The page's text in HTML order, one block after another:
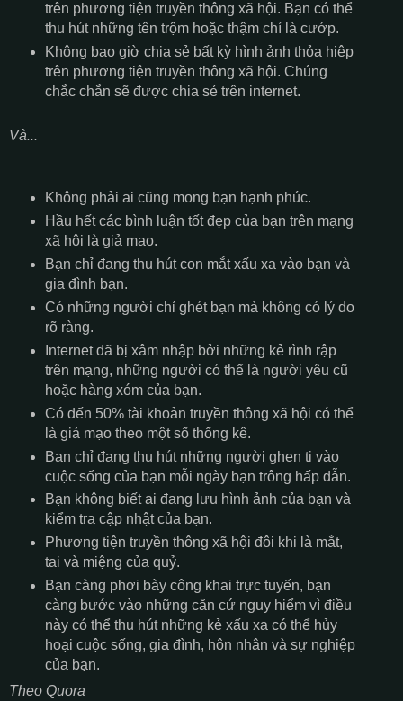
trên phương tiện truyền thông xã hội. Bạn có thể
thu hút những tên trộm hoặc thậm chí là cướp.
Không bao giờ chia sẻ bất kỳ hình ảnh thỏa hiệp
trên phương tiện truyền thông xã hội. Chúng
chắc chắn sẽ được chia sẻ trên internet.
Và...
Không phải ai cũng mong bạn hạnh phúc.
Hầu hết các bình luận tốt đẹp của bạn trên mạng
xã hội là giả mạo.
Bạn chỉ đang thu hút con mắt xấu xa vào bạn và
gia đình bạn.
Có những người chỉ ghét bạn mà không có lý do
rõ ràng.
Internet đã bị xâm nhập bởi những kẻ rình rập
trên mạng, những người có thể là người yêu cũ
hoặc hàng xóm của bạn.
Có đến 50% tài khoản truyền thông xã hội có thể
là giả mạo theo một số thống kê.
Bạn chỉ đang thu hút những người ghen tị vào
cuộc sống của bạn mỗi ngày bạn trông hấp dẫn.
Bạn không biết ai đang lưu hình ảnh của bạn và
kiểm tra cập nhật của bạn.
Phương tiện truyền thông xã hội đôi khi là mắt,
tai và miệng của quỷ.
Bạn càng phơi bày công khai trực tuyến, bạn
càng bước vào những căn cứ nguy hiểm vì điều
này có thể thu hút những kẻ xấu xa có thể hủy
hoại cuộc sống, gia đình, hôn nhân và sự nghiệp
của bạn.
Theo Quora